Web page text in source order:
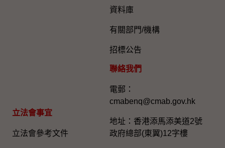
立法會事宜
立法會參考文件
資料庫
有關部門/機構
招標公告
聯絡我們
電郵：
cmabenq@cmab.gov.hk​
地址：香港添馬添美道2號
政府總部(東翼)12字樓